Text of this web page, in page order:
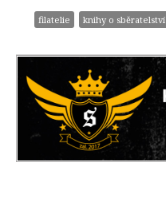
filatelie knihy o sběratelství